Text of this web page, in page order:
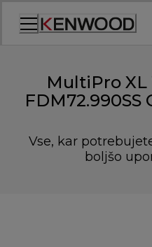
MultiPro XL
Vse, kar
boljšo